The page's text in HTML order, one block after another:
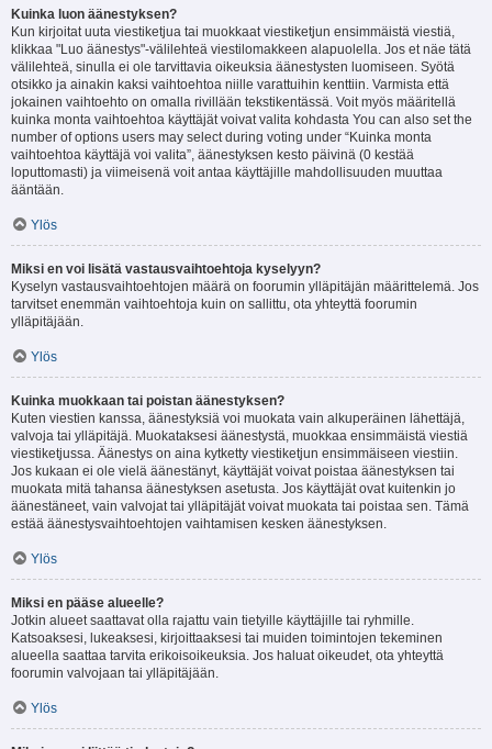
Kuinka luon äänestyksen?
Kun kirjoitat uuta viestiketjua tai muokkaat viestiketjun ensimmäistä viestiä,
klikkaa "Luo äänestys"-välilehteä viestilomakkeen alapuolella. Jos et näe tätä
välilehteä, sinulla ei ole tarvittavia oikeuksia äänestysten luomiseen. Syötä
otsikko ja ainakin kaksi vaihtoehtoa niille varattuihin kenttiin. Varmista että
jokainen vaihtoehto on omalla rivillään tekstikentässä. Voit myös määritellä
kuinka monta vaihtoehtoa käyttäjät voivat valita kohdasta You can also set the
number of options users may select during voting under “Kuinka monta
vaihtoehtoa käyttäjä voi valita”, äänestyksen kesto päivinä (0 kestää
loputtomasti) ja viimeisenä voit antaa käyttäjille mahdollisuuden muuttaa
ääntään.
Ylös
Miksi en voi lisätä vastausvaihtoehtoja kyselyyn?
Kyselyn vastausvaihtoehtojen määrä on foorumin ylläpitäjän määrittelemä. Jos
tarvitset enemmän vaihtoehtoja kuin on sallittu, ota yhteyttä foorumin
ylläpitäjään.
Ylös
Kuinka muokkaan tai poistan äänestyksen?
Kuten viestien kanssa, äänestyksiä voi muokata vain alkuperäinen lähettäjä,
valvoja tai ylläpitäjä. Muokataksesi äänestystä, muokkaa ensimmäistä viestiä
viestiketjussa. Äänestys on aina kytketty viestiketjun ensimmäiseen viestiin.
Jos kukaan ei ole vielä äänestänyt, käyttäjät voivat poistaa äänestyksen tai
muokata mitä tahansa äänestyksen asetusta. Jos käyttäjät ovat kuitenkin jo
äänestäneet, vain valvojat tai ylläpitäjät voivat muokata tai poistaa sen. Tämä
estää äänestysvaihtoehtojen vaihtamisen kesken äänestyksen.
Ylös
Miksi en pääse alueelle?
Jotkin alueet saattavat olla rajattu vain tietyille käyttäjille tai ryhmille.
Katsoaksesi, lukeaksesi, kirjoittaaksesi tai muiden toimintojen tekeminen
alueella saattaa tarvita erikoisoikeuksia. Jos haluat oikeudet, ota yhteyttä
foorumin valvojaan tai ylläpitäjään.
Ylös